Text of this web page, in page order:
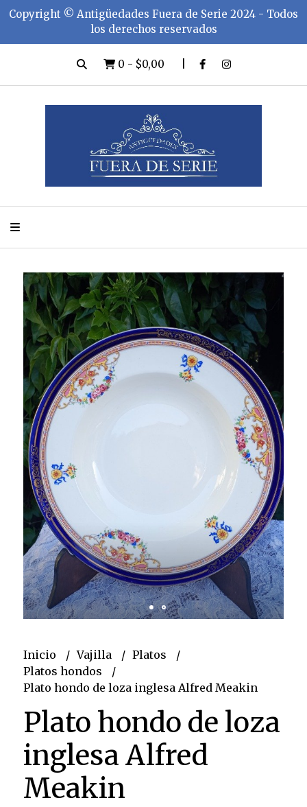
Copyright ©️ Antigüedades Fuera de Serie 2024 - Todos
los derechos reservados
0 - $0,00
Inicio Vajilla
Platos
Platos hondos
Plato hondo de loza inglesa Alfred Meakin
Plato hondo de loza
inglesa Alfred
Meakin